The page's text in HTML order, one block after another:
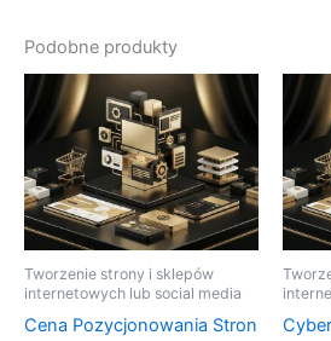
Podobne produkty
Tworzenie strony i sklepów
internetowych lub social media
Cena Pozycjonowania Stron